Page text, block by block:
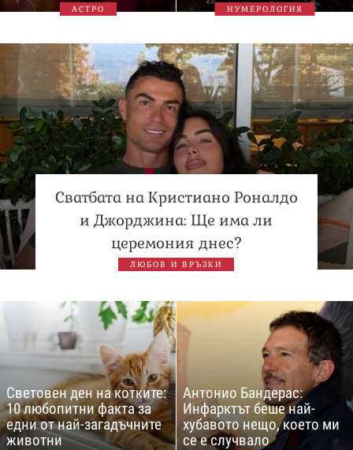
АСТРО НУМЕРОЛОГИЯ
Сватбата на Кристиано Роналдо
и Джорджина: Ще има ли
церемония днес?
ЛЮБОВ И ВРЪЗКИ
Световен ден на котките:
10 любопитни факта за
едни от най-загадъчните
животни
Антонио Бандерас:
Инфарктът беше най-
хубавото нещо, което ми
се е случвало